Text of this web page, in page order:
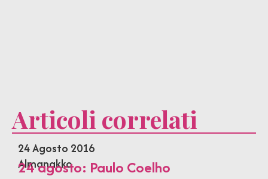
Articoli correlati
24 Agosto 2016
Almanakko
24 agosto: Paulo Coelho